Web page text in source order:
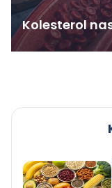
Kolesterol